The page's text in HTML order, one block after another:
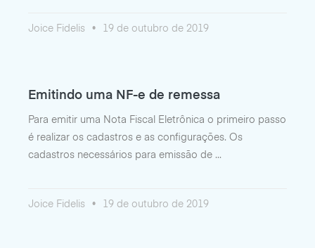
Joice Fidelis 19 de outubro de 2019
Emitindo uma NF-e de remessa
Para emitir uma Nota Fiscal Eletrônica o primeiro passo
é realizar os cadastros e as configurações. Os
cadastros necessários para emissão de
Joice Fidelis 19 de outubro de 2019